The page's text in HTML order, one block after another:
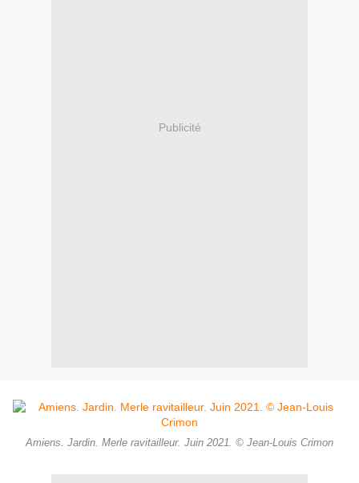
Publicité
Amiens. Jardin. Merle ravitailleur. Juin 2021. © Jean-Louis Crimon